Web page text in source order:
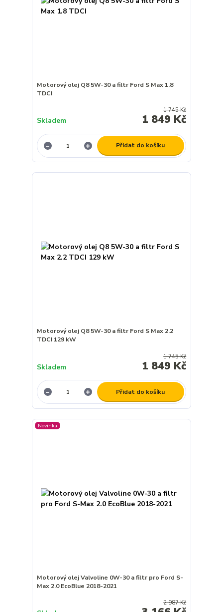
Motorový olej Q8 5W-30 a filtr Ford S Max 1.8
TDCI
1 745 Kč
1 849 Kč
Skladem
Přidat do košíku
Motorový olej Q8 5W-30 a filtr Ford S Max 2.2
TDCI 129 kW
1 745 Kč
1 849 Kč
Skladem
Přidat do košíku
Novinka
Motorový olej Valvoline 0W-30 a filtr pro Ford S-
Max 2.0 EcoBlue 2018-2021
2 987 Kč